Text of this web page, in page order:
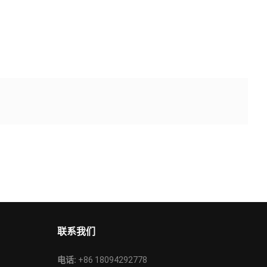
联系我们
电话: +86 18094292778